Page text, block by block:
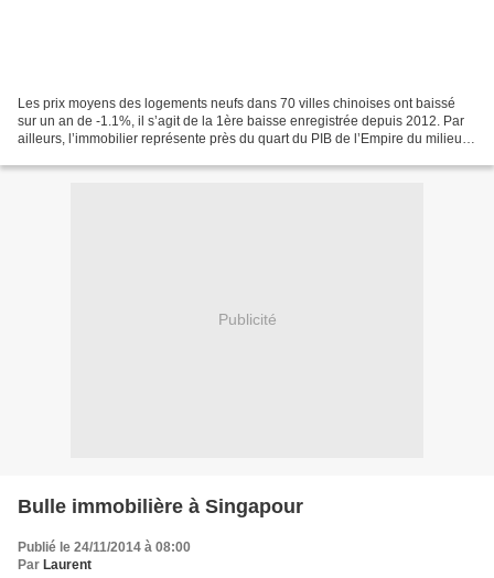
Les prix moyens des logements neufs dans 70 villes chinoises ont baissé
sur un an de -1.1%, il s’agit de la 1ère baisse enregistrée depuis 2012. Par
ailleurs, l’immobilier représente près du quart du PIB de l’Empire du milieu.
Publicité
Bulle immobilière à Singapour
Publié le 24/11/2014 à 08:00
Par Laurent